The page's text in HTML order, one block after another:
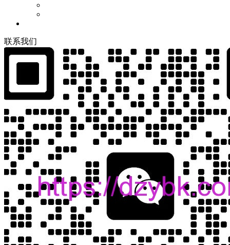
联系我们